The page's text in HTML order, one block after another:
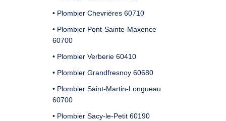
• Plombier Chevrières 60710
• Plombier Pont-Sainte-Maxence
60700
• Plombier Verberie 60410
• Plombier Grandfresnoy 60680
• Plombier Saint-Martin-Longueau
60700
• Plombier Sacy-le-Petit 60190